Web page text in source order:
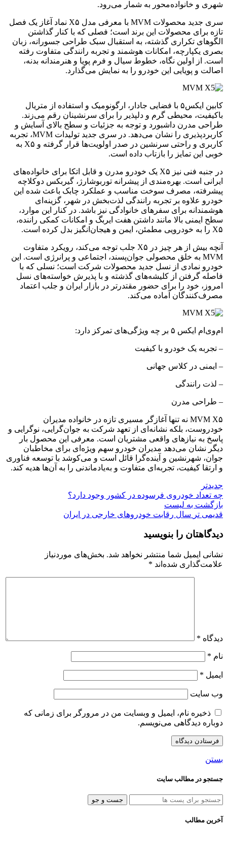
شهری و خانواده‌محور به شمار می‌رود.
سری جدید محصولات MVM با معرفی مدل X۵ نماد آغاز یک فصل
تازه برای محصولات این برند است؛ فصلی که با کنار گذاشتن
الگوهای تکراری گذشته، به استقبال سبک طراحی جسورانه، زبان
بصری یکپارچه، امکانات هوشمند و تجربه رانندگی متفاوت رفته
است. از اولین نگاه، خطوط سیال و فرم پویا و هنرمندانه بدنه،
اصالت و پویایی این خودرو را به نمایش می‌گذارد.
کابین ایکس۵ با فضایی جادار، ارگونومیک و استفاده از متریال
باکیفیت، محیطی گرم و دلپذیر را برای سرنشینان رقم می‌زند.
طراحی مدرن داشبورد و توجه به جزئیات و سطح بالای آسایش و
کاربردپذیری را نشان می‌دهد. در سری جدید تولیدات MVM، تجربه
کاربری و راحتی سرنشین در صدر اولویت‌ها قرار گرفته و X۵ به
خوبی این تمایز را بازتاب داده است.
در جنبه فنی نیز X۵ یک خودرو مدرن و قابل اتکا برای خانواده‌های
ایرانی است. بهره‌مندی از پیشرانه توربوشارژ، گیربکس دوکلاچه
پیشرفته، مصرف سوخت مناسب و عملکرد چابک باعث شده این
خودرو علاوه بر تجربه رانندگی لذت‌بخش در شهر، گزینه‌ای
هوشمندانه برای سفرهای خانوادگی نیز باشد. در کنار این موارد،
سطح ایمنی بالا مانند داشتن هفت ایربگ و امکانات کمکی راننده،
X۵ را به خودرویی مطمئن، ایمن و هیجان‌انگیز بدل کرده است.
آنچه بیش از هر چیز در X۵ جلب توجه می‌کند، رویکرد متفاوت
MVM به خلق محصولی جوان‌پسند، اجتماعی و پرانرژی است. این
خودرو نمادی از نسل جدید محصولات شرکت است؛ نسلی که با
فاصله گرفتن از کلیشه‌های گذشته و با پذیرش خواسته‌های نسل
امروز، خود را برای حضور مقتدرتر در بازار ایران و جلب اعتماد
مصرف‌کنندگان آماده می‌کند.
ام‌وی‌ام ایکس ۵ بر چه ویژگی‌های تمرکز دارد:
– تجربه یک خودرو با کیفیت
– ایمنی در کلاس جهانی
– لذت رانندگی
– طراحی مدرن
MVM X۵ نه تنها آغازگر مسیری تازه در خانواده مدیران
خودروست، بلکه نشانه‌ای از تعهد شرکت به جوان‌گرایی، نوگرایی و
پاسخ به نیازهای واقعی مشتریان است. معرفی این محصول بار
دیگر نشان می‌دهد مدیران خودرو سهم ویژه‌ای برای مخاطبان
جوان، شهرنشین و آینده‌گرا قائل است و می‌کوشد با توسعه فناوری
و ارتقا کیفیت، تجربه‌ای متفاوت و به‌یادماندنی را به آن‌ها هدیه کند.
جدیدتر
چه تعداد خودروی فرسوده در کشور وجود دارد؟
بازگشت به لیست
قدیمی تر سال رقابت خودروهای خارجی در ایران
دیدگاهتان را بنویسید
نشانی ایمیل شما منتشر نخواهد شد. بخش‌های موردنیاز
علامت‌گذاری شده‌اند *
دیدگاه *
نام *
ایمیل *
وب‌ سایت
ذخیره نام، ایمیل و وبسایت من در مرورگر برای زمانی که
دوباره دیدگاهی می‌نویسم.
بستن
جستجو در مطالب سایت
جست و جو
آخرین مطالب